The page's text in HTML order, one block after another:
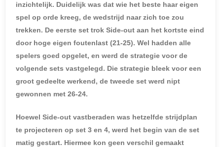
inzichtelijk. Duidelijk was dat wie het beste haar eigen
spel op orde kreeg, de wedstrijd naar zich toe zou
trekken. De eerste set trok Side-out aan het kortste eind
door hoge eigen foutenlast (21-25). Wel hadden alle
spelers goed opgelet, en werd de strategie voor de
volgende sets vastgelegd. Die strategie bleek voor een
groot gedeelte werkend, de tweede set werd nipt
gewonnen met 26-24.
Hoewel Side-out vastberaden was hetzelfde strijdplan
te projecteren op set 3 en 4, werd het begin van de set
matig gestart. Hiermee kon geen verschil gemaakt